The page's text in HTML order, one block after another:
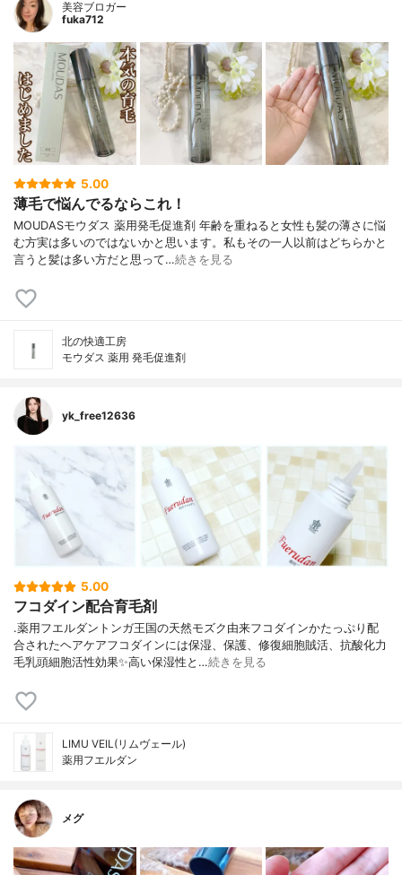
美容ブロガー
fuka712
5.00
薄毛で悩んでるならこれ！
MOUDASモウダス 薬用発毛促進剤 年齢を重ねると女性も髪の薄さに悩
む方実は多いのではないかと思います。私もその一人以前はどちらかと
言うと髪は多い方だと思って…続きを見る
北の快適工房
モウダス 薬用 発毛促進剤
yk_free12636
5.00
フコダイン配合育毛剤
.薬用フエルダントンガ王国の天然モズク由来フコダインかたっぷり配
合されたヘアケアフコダインには保湿、保護、修復細胞賊活、抗酸化力
毛乳頭細胞活性効果✨高い保湿性と…続きを見る
LIMU VEIL(リムヴェール)
薬用フエルダン
メグ